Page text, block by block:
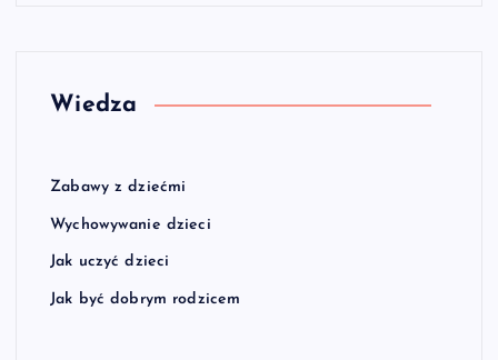
Wiedza
Zabawy z dziećmi
Wychowywanie dzieci
Jak uczyć dzieci
Jak być dobrym rodzicem